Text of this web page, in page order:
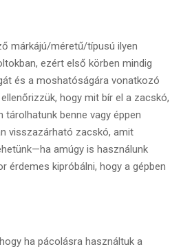
márkájú/méretű/típusú ilyen
ezért első körben mindig
és a moshatóságára vonatkozó
hogy mit bír el a zacskó,
tárolhatunk benne vagy éppen
visszazárható zacskó, amit
amúgy is használunk
érdemes kipróbálni, hogy a gépben
ha pácolásra használtuk a